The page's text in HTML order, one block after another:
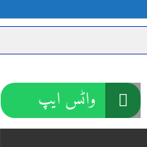
چارسدہ کا بہادر سپوت وطن
واٹس ایپ